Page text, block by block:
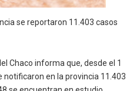
se reportaron 11.403 casos
Chaco informa que, desde el 1
notificaron en la provincia 11.403